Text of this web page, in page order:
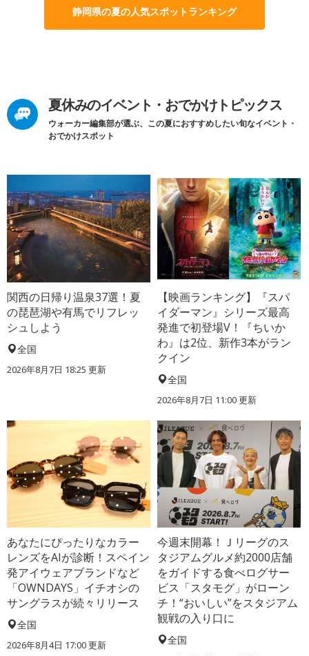
静岡県の夏の人気スポットランキング
夏休みのイベント・おでかけトピックス
ウォーカー編集部が選ぶ、この夏におすすめしたい旬なイベント・
おでかけスポット
関西の日帰り温泉37選！夏
の琵琶湖や有馬でリフレッ
シュしよう
全国
2026年8月7日 18:25 更新
【映画ランキング】『スパ
イダーマン』シリーズ最高
発進で初登場V！『ちいか
わ』は2位、新作3本がラン
クイン
全国
2026年8月7日 11:00更新
あなたにぴったりなカラー
レンズをAIが診断！スペイン
発アイウェアブランドなど
「OWNDAYS」イチオシの
サングラスが続々リリース
全国
2026年8月4日 17:00更新
今週末開幕！Ｊリーグのス
タジアムグルメ約2000店舗
をガイドする食べログサー
ビス「スタモグ」がローン
チ！“おいしい”をスタジアム
観戦の入り口に
全国